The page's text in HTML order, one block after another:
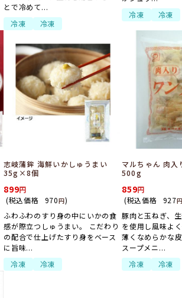
とで冷めて...
冷凍
冷凍
冷凍
冷凍
志岐蒲鉾 海鮮いかしゅうまい
35g×8個
899
(税込価格 970円)
ふわふわのすり身の中にいかの食
感が際立つしゅうまい。 こだわり
の配合で仕上げたすり身をベース
に旨味...
冷凍
冷凍
マルちゃん 肉入
500g
859
(税込価格 927円
豚肉と玉ねぎ、
を使用し風味よ
薄くなめらかな
スープメニ...
冷凍
冷凍